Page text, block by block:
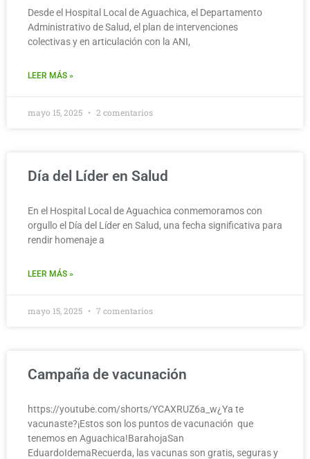
Desde el Hospital Local de Aguachica, el Departamento
Administrativo de Salud, el plan de intervenciones
colectivas y en articulación con la ANI,
LEER MÁS »
mayo 15, 2025 2 comentarios
Día del Líder en Salud
En el Hospital Local de Aguachica conmemoramos con
orgullo el Día del Líder en Salud, una fecha significativa para
rendir homenaje a
LEER MÁS »
mayo 15, 2025 7 comentarios
Campaña de vacunación
https://youtube.com/shorts/YCAXRUZ6a_w¿Ya te
vacunaste?¡Estos son los puntos de vacunación que
tenemos en Aguachica!BarahojaSan
EduardoIdemaRecuerda, las vacunas son gratis, seguras y